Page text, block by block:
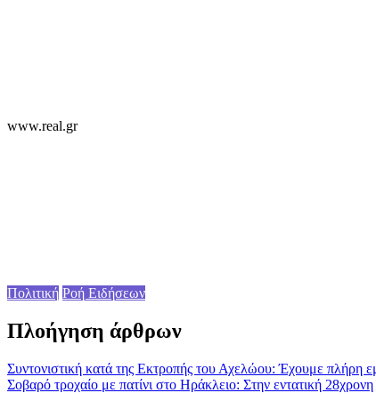
www.real.gr
Πολιτική Ροή Ειδήσεων
Πλοήγηση άρθρων
Συντονιστική κατά της Εκτροπής του Αχελώου: Έχουμε πλήρη
Σοβαρό τροχαίο με πατίνι στο Ηράκλειο: Στην εντατική 28χρονη